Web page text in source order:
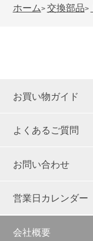
ホーム> 交換部品>
お買い物ガイド
よくあるご質問
お問い合わせ
営業日カレンダー
会社概要